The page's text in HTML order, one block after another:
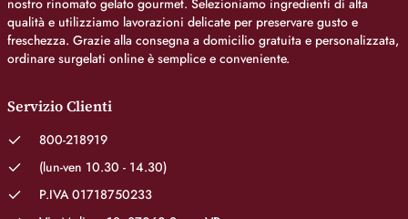
nostro rinomato gelato gourmet. Selezioniamo ingredienti di alta
qualità e utilizziamo lavorazioni delicate per preservare gusto e
freschezza. Grazie alla consegna a domicilio gratuita e personalizzata,
ordinare surgelati online è semplice e conveniente.
Servizio Clienti
800-218919
(lun-ven 10.30 - 14.30)
P.IVA 01718750233